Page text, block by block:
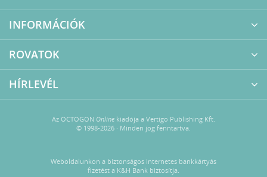
INFORMÁCIÓK
ROVATOK
HÍRLEVÉL
Az OCTOGON Online kiadója a Vertigo Publishing Kft.
© 1998-2026 · Minden jog fenntartva.
Weboldalunkon a biztonságos internetes bankkártyás
fizetést a K&H Bank biztosítja.